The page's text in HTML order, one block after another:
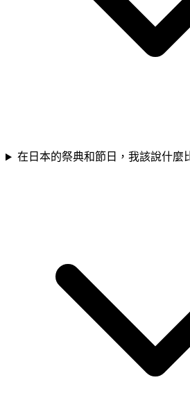
在日本的祭典和節日，我該說什麼